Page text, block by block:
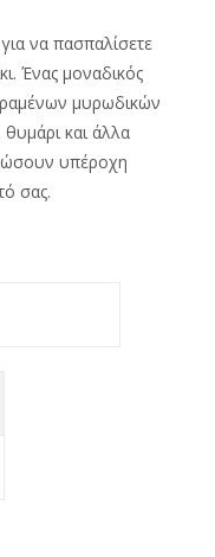
να πασπαλίσετε
Ένας μοναδικός
μυρωδικών
και άλλα
υπέροχη
σας.